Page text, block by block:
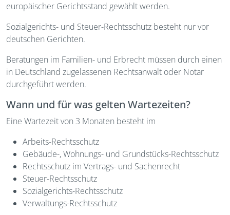
europäischer Gerichtsstand gewählt werden.
Sozialgerichts- und Steuer-Rechtsschutz besteht nur vor
deutschen Gerichten.
Beratungen im Familien- und Erbrecht müssen durch einen
in Deutschland zugelassenen Rechtsanwalt oder Notar
durchgeführt werden.
Wann und für was gelten Wartezeiten?
Eine Wartezeit von 3 Monaten besteht im
Arbeits-Rechtsschutz
Gebäude-, Wohnungs- und Grundstücks-Rechtsschutz
Rechtsschutz im Vertrags- und Sachenrecht
Steuer-Rechtsschutz
Sozialgerichts-Rechtsschutz
Verwaltungs-Rechtsschutz